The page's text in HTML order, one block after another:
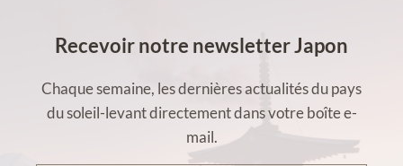
Recevoir notre newsletter Japon
Chaque semaine, les dernières actualités du pays
du soleil-levant directement dans votre boîte e-
mail.